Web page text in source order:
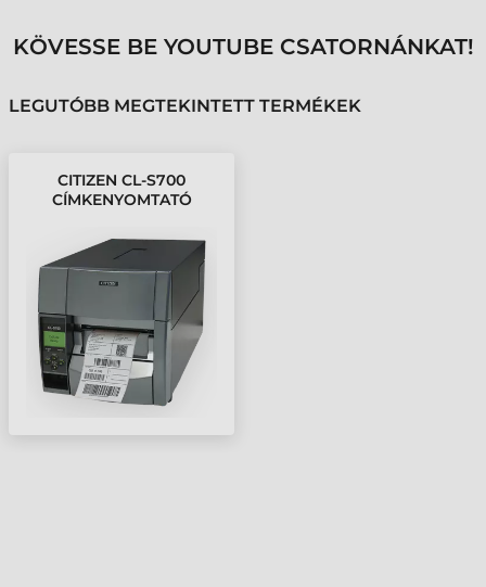
KÖVESSE BE YOUTUBE CSATORNÁNKAT!
LEGUTÓBB MEGTEKINTETT TERMÉKEK
CITIZEN CL-S700
CÍMKENYOMTATÓ